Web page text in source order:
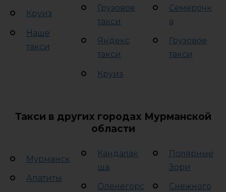
Круиз
Наше
такси
Грузовое
такси
Яндекс
такси
Круиз
Семерочк
а
Грузовое
такси
Такси в других городах Мурманской
области
Мурманск
Апатиты
Кандалак
ша
Оленегорс
Полярные
Зори
Снежного